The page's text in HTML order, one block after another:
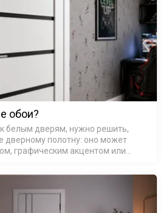
обои?
белым дверям, нужно решить,
дверному полотну: оно может
графическим акцентом или